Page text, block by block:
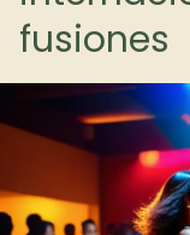
fusiones